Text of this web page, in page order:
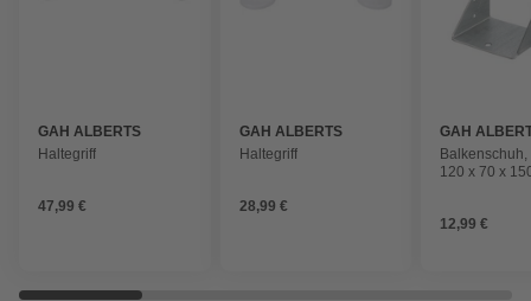
GAH ALBERTS
Haltegriff
47,99 €
GAH ALBERTS
Haltegriff
28,99 €
GAH
Balkenschuh,
120 x 70 x
12,99 €